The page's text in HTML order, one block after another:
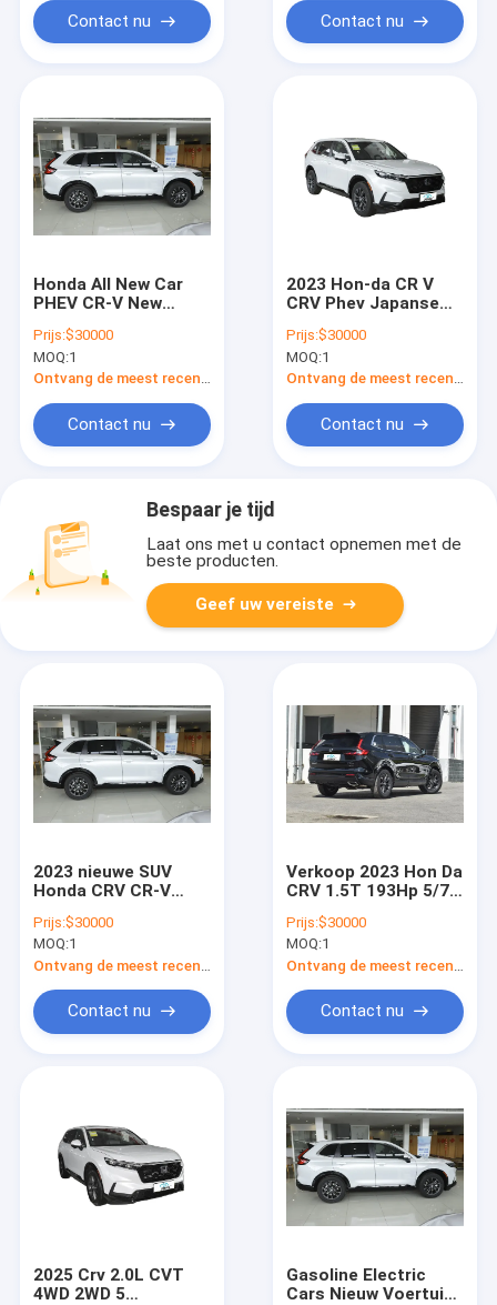
Contact nu
CHINAContact nu
Honda All New Car
PHEV CR-V New
PHEV Hybride auto
Prijs:$30000
MOQ:1
Ontvang de meest recente Prijs
Contact nu
2023 Hon-da CR V
CRV Phev Japanse
SUV gebruikt voor
Hon-da Hybrid Car
Prijs:$30000
MOQ:1
Ontvang de meest recente Prijs
Contact nu
Bespaar je tijd
Laat ons met u contact opnemen met de
beste producten.
Geef uw vereiste
2023 nieuwe SUV
Honda CRV CR-V
nieuwe auto 1.5T
193Ps 5 7
zitplaatsen 0km CRV
nieuwe auto op
voorraad
Prijs:$30000
MOQ:1
Contact nu
Verkoop 2023 Hon Da
CRV 1.5T 193Hp 5/7
SUV Benzine Auto
Honda CRVs Nieuwe
auto op voorraad
Prijs:$30000
MOQ:1
Contact nu
2025 Crv 2.0L CVT
4WD 2WD 5
Gasoline Electric
Cars Nieuw Voertuig